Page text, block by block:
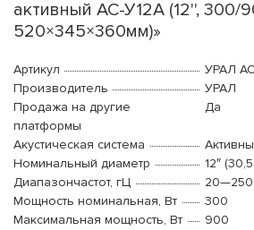
активный АС-У12А (12'', 300/
520×345×360мм)»
Артикул
УРАЛ
Производитель
УРАЛ
Продажа на другие
платформы
Да
Акустическая система
Номинальный диаметр
12″
Диапазончастот, гЦ
20—250
Мощность номинальная, Вт
300
Максимальная мощность, Вт
900